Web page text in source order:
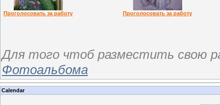
Проголосовать за работу Проголосовать за работу
Для того чтоб разместить свою
Фотоальбома
Calendar